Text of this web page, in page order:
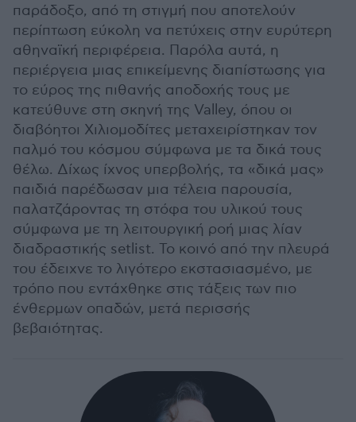
παράδοξο, από τη στιγμή που αποτελούν
περίπτωση εύκολη να πετύχεις στην ευρύτερη
αθηναϊκή περιφέρεια. Παρόλα αυτά, η
περιέργεια μιας επικείμενης διαπίστωσης για
το εύρος της πιθανής αποδοχής τους με
κατεύθυνε στη σκηνή της Valley, όπου οι
διαβόητοι Χιλιομοδίτες μεταχειρίστηκαν τον
παλμό του κόσμου σύμφωνα με τα δικά τους
θέλω. Δίχως ίχνος υπερβολής, τα «δικά μας»
παιδιά παρέδωσαν μια τέλεια παρουσία,
παλατζάροντας τη στόφα του υλικού τους
σύμφωνα με τη λειτουργική ροή μιας λίαν
διαδραστικής setlist. Το κοινό από την πλευρά
του έδειχνε το λιγότερο εκστασιασμένο, με
τρόπο που εντάχθηκε στις τάξεις των πιο
ένθερμων οπαδών, μετά περισσής
βεβαιότητας.